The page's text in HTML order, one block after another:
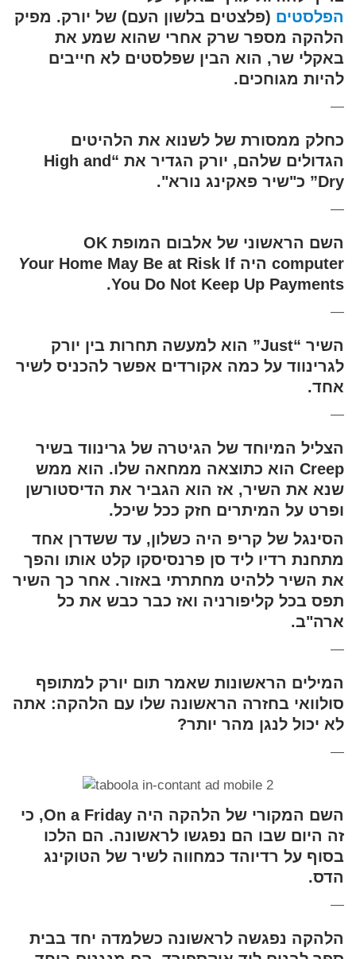
הפלסטים (פלצטים בלשון העם) של יורק. מפיק
הלהקה מספר שרק אחרי שהוא שמע את
באקלי שר, הוא הבין שפלסטים לא חייבים
להיות מגוחכים.
—
כחלק ממסורת של לשנוא את הלהיטים
הגדולים שלהם, יורק הגדיר את “High and
Dry” כ"שיר פאקינג נורא".
—
השם הראשוני של אלבום המופת OK
computer היה
Your Home May Be at Risk If
You Do Not Keep Up Payments.
—
השיר “Just” הוא למעשה תחרות בין יורק
לגרינווד על כמה אקורדים אפשר להכניס לשיר
אחד.
—
הצליל המיוחד של הגיטרה של גרינווד בשיר
Creep הוא כתוצאה ממחאה שלו. הוא ממש
שנא את השיר, אז הוא הגביר את הדיסטורשן
ופרט על המיתרים חזק ככל שיכל.
הסינגל של קריפ היה כשלון, עד ששדרן אחד
מתחנת רדיו ליד סן פרנסיסקו קלט אותו והפך
את השיר ללהיט מחתרתי באזור. אחר כך השיר
תפס בכל קליפורניה ואז כבר כבש את כל
ארה"ב.
—
המילים הראשונות שאמר תום יורק למתופף
סולוואי בחזרה הראשונה שלו עם הלהקה: אתה
לא יכול לנגן מהר יותר?
—
השם המקורי של הלהקה היה On a Friday, כי
זה היום שבו הם נפגשו לראשונה. הם הלכו
בסוף על רדיוהד כמחווה לשיר של הטוקינג
הדס.
—
הלהקה נפגשה לראשונה כשלמדה יחד בבית